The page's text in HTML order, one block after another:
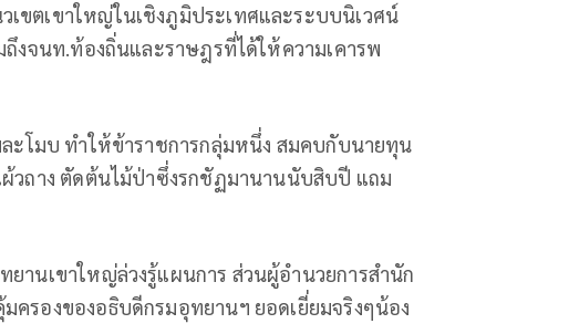
ขตเขาใหญ่ในเชิงภูมิประเทศและระบบนิเวศน์
งจนท.ท้องถิ่นและราษฎรที่ได้ให้ความเคารพ
ะโมบ ทำให้ข้าราชการกลุ่มหนึ่ง สมคบกับนายทุน
วถาง ตัดต้นไม้ป่าซึ่งรกชัฏมานานนับสิบปี แถม
านเขาใหญ่ล่วงรู้แผนการ ส่วนผู้อำนวยการสำนัก
รองของอธิบดีกรมอุทยานฯ ยอดเยี่ยมจริงๆน้อง